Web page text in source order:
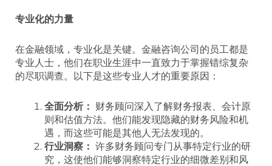
专业化的力量
在金融领域，专业化是关键。金融咨询公司的员工都是
专业人士，他们在职业生涯中一直致力于掌握错综复杂
的尽职调查。以下是这些专业人才的重要原因：
全面分析： 财务顾问深入了解财务报表、会计原
则和估值方法。他们能发现隐藏的财务风险和机
遇，而这些可能是其他人无法发现的。
行业洞察： 许多财务顾问专门从事特定行业的研
究，这使他们能够洞察特定行业的细微差别和风